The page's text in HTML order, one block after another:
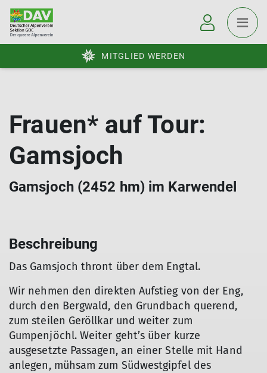
MITGLIED WERDEN
Frauen* auf Tour:
Gamsjoch
Gamsjoch (2452 hm) im Karwendel
Beschreibung
Das Gamsjoch thront über dem Engtal.
Wir nehmen den direkten Aufstieg von der Eng,
durch den Bergwald, den Grundbach querend,
zum steilen Geröllkar und weiter zum
Gumpenjöchl. Weiter geht’s über kurze
ausgesetzte Passagen, an einer Stelle mit Hand
anlegen, mühsam zum Südwestgipfel des